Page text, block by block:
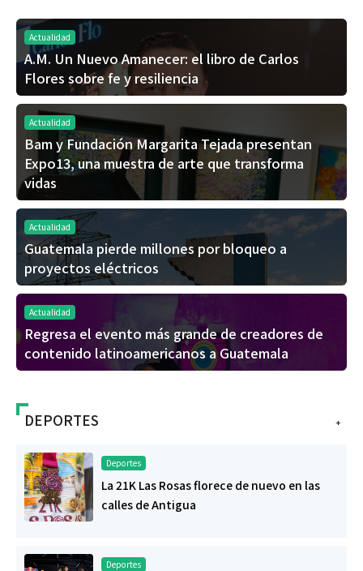
Actualidad
A.M. Un Nuevo Amanecer: el libro de Carlos
Flores sobre fe y resiliencia
Actualidad
Bam y Fundación Margarita Tejada presentan
Expo13, una muestra de arte que transforma
vidas
Actualidad
Guatemala pierde millones por bloqueo a
proyectos eléctricos
Actualidad
Regresa el evento más grande de creadores de
contenido latinoamericanos a Guatemala
+
DEPORTES
Deportes
La 21K Las Rosas florece de nuevo en las
calles de Antigua
Deportes